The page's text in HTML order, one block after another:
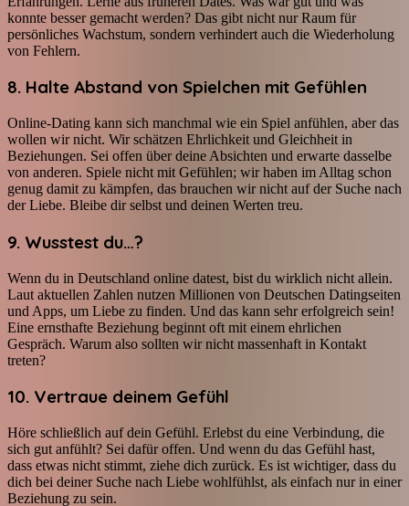
konnte besser gemacht werden? Das gibt nicht nur Raum für
persönliches Wachstum, sondern verhindert auch die Wiederholung
von Fehlern.
8. Halte Abstand von Spielchen mit Gefühlen
Online-Dating kann sich manchmal wie ein Spiel anfühlen, aber das
wollen wir nicht. Wir schätzen Ehrlichkeit und Gleichheit in
Beziehungen. Sei offen über deine Absichten und erwarte dasselbe
von anderen. Spiele nicht mit Gefühlen; wir haben im Alltag schon
genug damit zu kämpfen, das brauchen wir nicht auf der Suche nach
der Liebe. Bleibe dir selbst und deinen Werten treu.
9. Wusstest du…?
Wenn du in Deutschland online datest, bist du wirklich nicht allein.
Laut aktuellen Zahlen nutzen Millionen von Deutschen Datingseiten
und Apps, um Liebe zu finden. Und das kann sehr erfolgreich sein!
Eine ernsthafte Beziehung beginnt oft mit einem ehrlichen
Gespräch. Warum also sollten wir nicht massenhaft in Kontakt
treten?
10. Vertraue deinem Gefühl
Höre schließlich auf dein Gefühl. Erlebst du eine Verbindung, die
sich gut anfühlt? Sei dafür offen. Und wenn du das Gefühl hast,
dass etwas nicht stimmt, ziehe dich zurück. Es ist wichtiger, dass du
dich bei deiner Suche nach Liebe wohlfühlst, als einfach nur in einer
Beziehung zu sein.